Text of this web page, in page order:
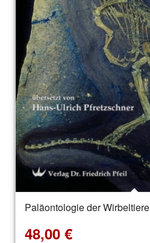
Paläontologie der Wirbeltiere
48,00 €